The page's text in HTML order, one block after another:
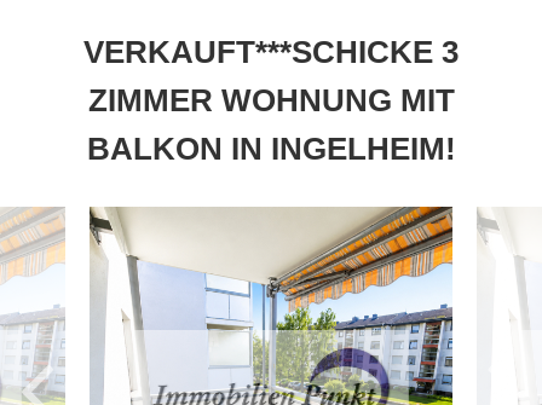
VERKAUFT***SCHICKE 3
ZIMMER WOHNUNG MIT
BALKON IN INGELHEIM!